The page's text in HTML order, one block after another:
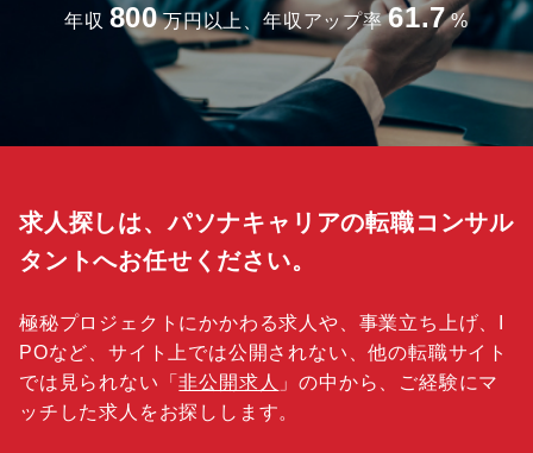
年収 800 万円以上、年収アップ率 61.7 %
求人探しは、パソナキャリアの転職コンサル
タントへお任せください。
極秘プロジェクトにかかわる求人や、事業立ち上げ、I
POなど、サイト上では公開されない、他の転職サイト
では見られない「非公開求人 」の中から、ご経験にマ
ッチした求人をお探しします。